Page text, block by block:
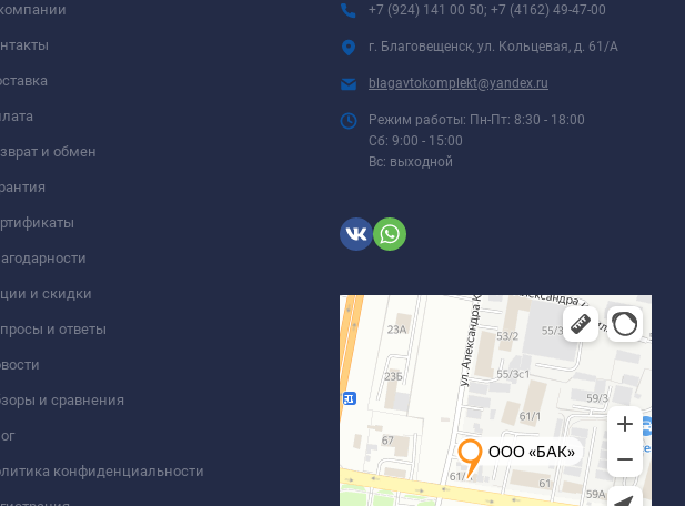
и обмен
и скидки
и ответы
и сравнения
конфиденциальности
+7 (924) 141 00 50; +7 (4162) 49-47-00
г. Благовещенск, ул. Кольцевая, д. 61/А
blagavtokomplekt@yandex.ru
Режим работы: Пн-Пт: 8:30 - 18:00
Сб: 9:00 - 15:00
Вс: выходной